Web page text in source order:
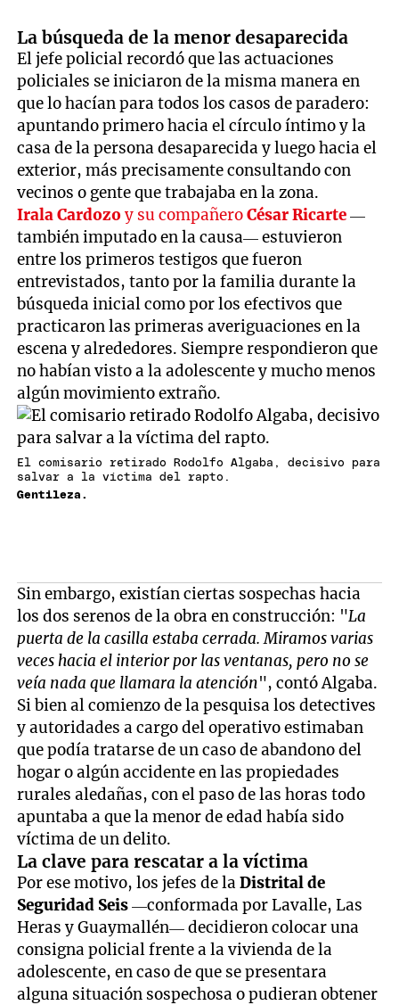
La búsqueda de la menor desaparecida
El jefe policial recordó que las actuaciones
policiales se iniciaron de la misma manera en
que lo hacían para todos los casos de paradero:
apuntando primero hacia el círculo íntimo y la
casa de la persona desaparecida y luego hacia el
exterior, más precisamente consultando con
vecinos o gente que trabajaba en la zona.
Irala Cardozoy su compañeroCésar Ricarte—
también imputado en la causa— estuvieron
entre los primeros testigos que fueron
entrevistados, tanto por la familia durante la
búsqueda inicial como por los efectivos que
practicaron las primeras averiguaciones en la
escena y alrededores. Siempre respondieron que
no habían visto a la adolescente y mucho menos
algún movimiento extraño.
El comisario retirado Rodolfo Algaba, decisivo para
salvar a la víctima del rapto.
Gentileza.
Sin embargo, existían ciertas sospechas hacia
los dos serenos de la obra en construcción: "La
puerta de la casilla estaba cerrada. Miramos varias
veces hacia el interior por las ventanas, pero no se
veía nada que llamara la atención", contó Algaba.
Si bien al comienzo de la pesquisa los detectives
y autoridades a cargo del operativo estimaban
que podía tratarse de un caso de abandono del
hogar o algún accidente en las propiedades
rurales aledañas, con el paso de las horas todo
apuntaba a que la menor de edad había sido
víctima de un delito.
La clave para rescatar a la víctima
Por ese motivo, los jefes de la Distrital de
Seguridad Seis—conformada por Lavalle, Las
Heras y Guaymallén— decidieron colocar una
consigna policial frente a la vivienda de la
adolescente, en caso de que se presentara
alguna situación sospechosa o pudieran obtener